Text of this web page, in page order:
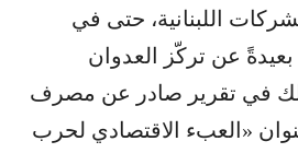
اللبنانية، حتى في
عن تركّز العدوان
في تقرير صادر عن مصرف
«العبء الاقتصادي لحرب